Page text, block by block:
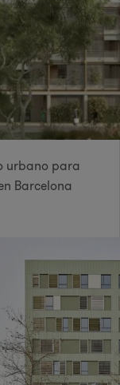
urbano para
Barcelona